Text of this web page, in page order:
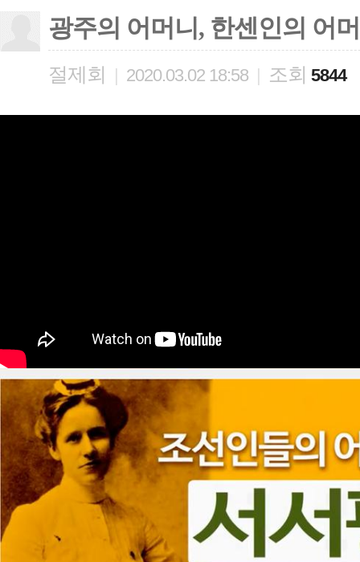
광주의 어머니, 한센인의 어
절제회 | 2020.03.02 18:58 | 조회 5844